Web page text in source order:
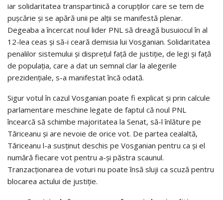
iar solidaritatea transpartinică a corupţilor care se tem de
puşcărie şi se apără unii pe alţii se manifestă plenar.
Degeaba a încercat noul lider PNL să dreagă busuiocul în al
12-lea ceas şi să-i ceară demisia lui Vosganian. Solidaritatea
penalilor sistemului şi dispreţul faţă de justiţie, de legi şi faţă
de populaţia, care a dat un semnal clar la alegerile
prezidenţiale, s-a manifestat încă odată.
Sigur votul în cazul Vosganian poate fi explicat şi prin calcule
parlamentare meschine legate de faptul că noul PNL
încearcă să schimbe majoritatea la Senat, să-l înlăture pe
Tăriceanu şi are nevoie de orice vot. De partea cealaltă,
Tăriceanu l-a susţinut deschis pe Vosganian pentru ca şi el
numără fiecare vot pentru a-şi păstra scaunul.
Tranzacţionarea de voturi nu poate însă sluji ca scuză pentru
blocarea actului de justiţie.